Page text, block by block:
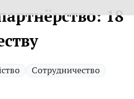
18
Сотрудничество